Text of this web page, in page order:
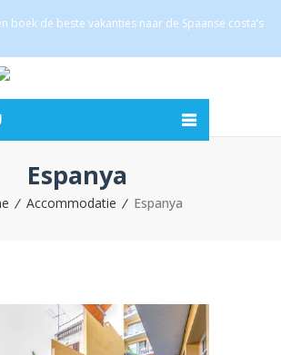
boek de beste vakanties naar de Spaanse costa’s
Espanya
Accommodatie Espanya